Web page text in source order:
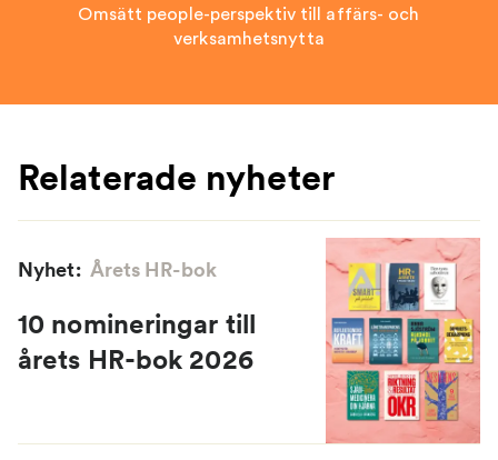
Omsätt people-perspektiv till affärs- och
verksamhetsnytta
Relaterade nyheter
Nyhet: Årets HR-bok
10 nomineringar till
årets HR-bok 2026